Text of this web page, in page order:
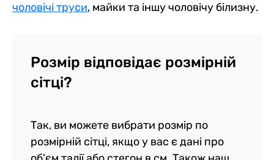
чоловічі труси, майки та іншу чоловічу білизну.
Розмір відповідає розмірній
сітці?
Так, ви можете вибрати розмір по
розмірній сітці, якщо у вас є дані про